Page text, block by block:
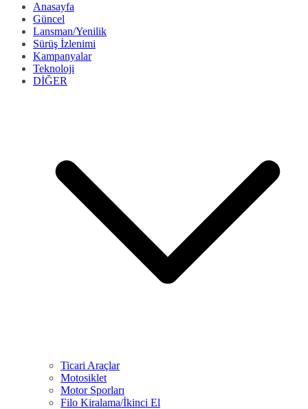
Anasayfa
Güncel
Lansman/Yenilik
Sürüş İzlenimi
Kampanyalar
Teknoloji
DİĞER
Ticari Araçlar
Motosiklet
Motor Sporları
Filo Kiralama/İkinci El